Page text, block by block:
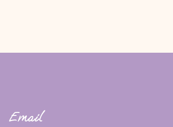
Email